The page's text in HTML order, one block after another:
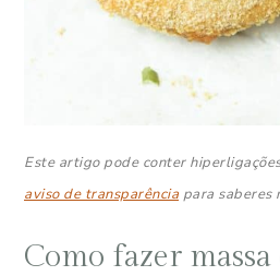
Este artigo pode conter
aviso de transparência para saberes
Como fazer